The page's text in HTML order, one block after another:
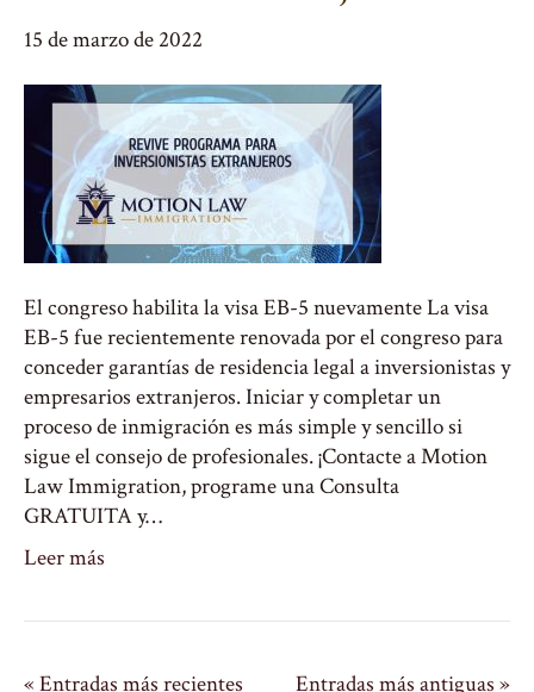
15 de marzo de 2022
El congreso habilita la visa EB-5 nuevamente La visa
EB-5 fue recientemente renovada por el congreso para
conceder garantías de residencia legal a inversionistas y
empresarios extranjeros. Iniciar y completar un
proceso de inmigración es más simple y sencillo si
sigue el consejo de profesionales. ¡Contacte a Motion
Law Immigration, programe una Consulta
GRATUITA y…
Leer más
« Entradas más recientes Entradas más antiguas »